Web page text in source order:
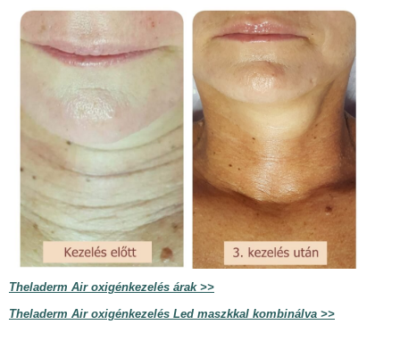
Theladerm Air oxigénkezelés árak >>
Theladerm Air oxigénkezelés Led maszkkal kombinálva >>